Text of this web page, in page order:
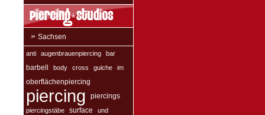
» Sachsen
anti augenbrauenpiercing
bar
barbell
body cross guiche im
oberflächenpiercing
piercing piercings
piercingstäbe surface
und